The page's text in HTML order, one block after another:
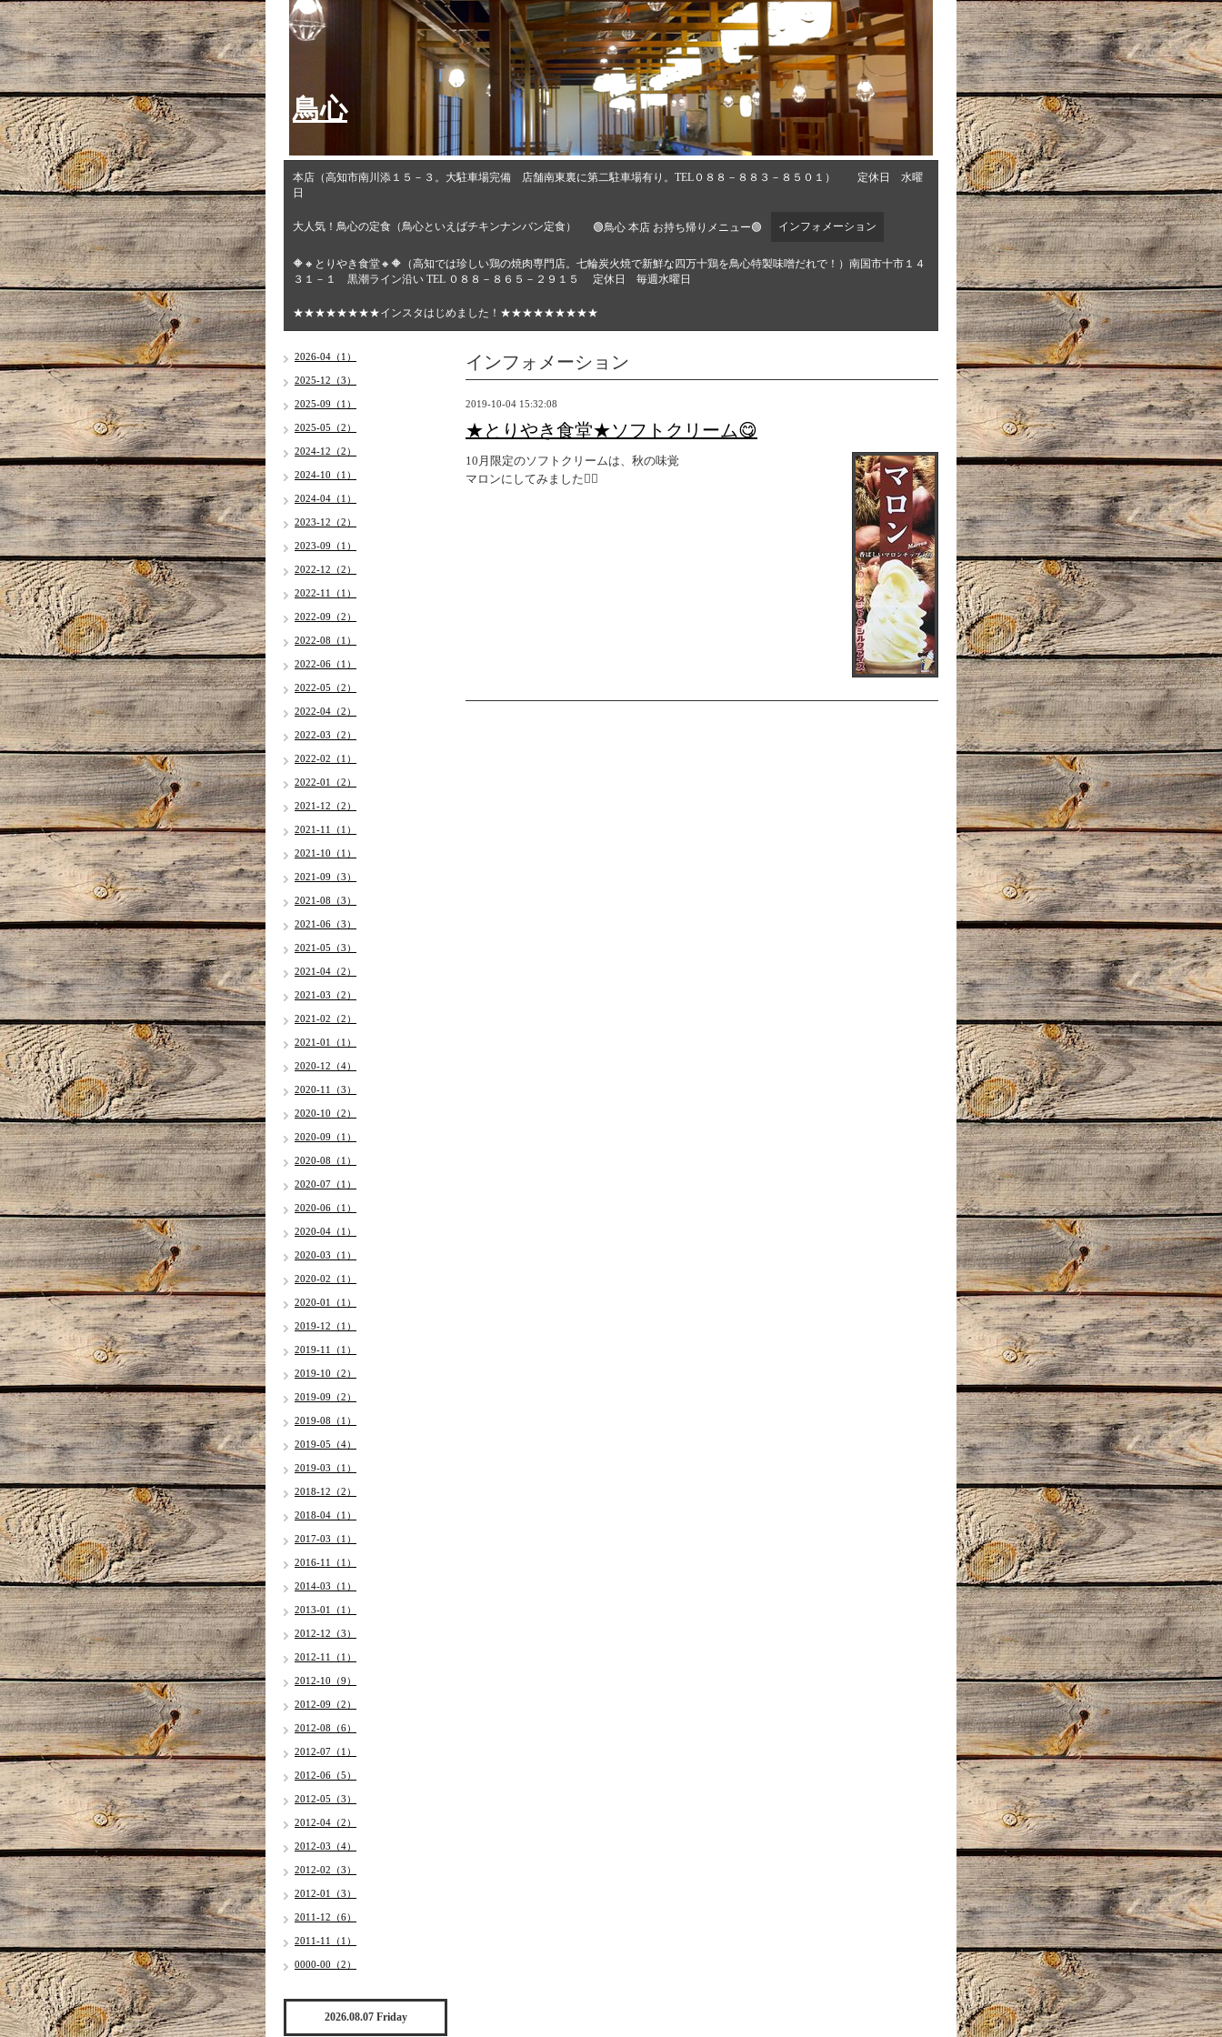
鳥心
本店（高知市南川添１５－３。大駐車場完備 店舗南東裏に第二駐車場有り。TEL０８８－８８３－８５０１） 定休日 水曜
日
大人気！鳥心の定食（鳥心といえばチキンナンバン定食） 🟢鳥心 本店 お持ち帰りメニュー🟢 インフォメーション
🔶🔸とりやき食堂🔸🔶（高知では珍しい鶏の焼肉専門店。七輪炭火焼で新鮮な四万十鶏を鳥心特製味噌だれで！）南国市十市１４
３１－１ 黒潮ライン沿い TEL ０８８－８６５－２９１５ 定休日 毎週水曜日
★★★★★★★★インスタはじめました！★★★★★★★★★
インフォメーション
2019-10-04 15:32:08
★とりやき食堂★ソフトクリーム😋
10月限定のソフトクリームは、秋の味覚
マロンにしてみました💁‍♀️
2026-04（1）
2025-12（3）
2025-09（1）
2025-05（2）
2024-12（2）
2024-10（1）
2024-04（1）
2023-12（2）
2023-09（1）
2022-12（2）
2022-11（1）
2022-09（2）
2022-08（1）
2022-06（1）
2022-05（2）
2022-04（2）
2022-03（2）
2022-02（1）
2022-01（2）
2021-12（2）
2021-11（1）
2021-10（1）
2021-09（3）
2021-08（3）
2021-06（3）
2021-05（3）
2021-04（2）
2021-03（2）
2021-02（2）
2021-01（1）
2020-12（4）
2020-11（3）
2020-10（2）
2020-09（1）
2020-08（1）
2020-07（1）
2020-06（1）
2020-04（1）
2020-03（1）
2020-02（1）
2020-01（1）
2019-12（1）
2019-11（1）
2019-10（2）
2019-09（2）
2019-08（1）
2019-05（4）
2019-03（1）
2018-12（2）
2018-04（1）
2017-03（1）
2016-11（1）
2014-03（1）
2013-01（1）
2012-12（3）
2012-11（1）
2012-10（9）
2012-09（2）
2012-08（6）
2012-07（1）
2012-06（5）
2012-05（3）
2012-04（2）
2012-03（4）
2012-02（3）
2012-01（3）
2011-12（6）
2011-11（1）
0000-00（2）
2026.08.07 Friday